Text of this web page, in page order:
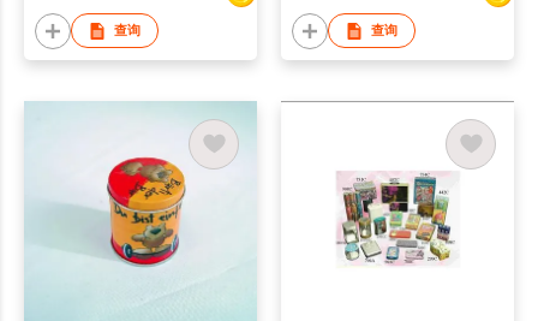
查询 查询